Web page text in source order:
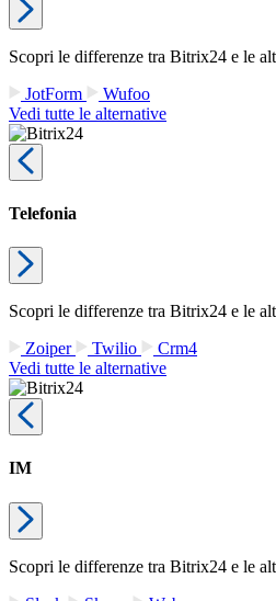
Scopri le differenze tra Bitrix24 e le
JotForm
Wufoo
Vedi tutte le alternative
Telefonia
Scopri le differenze tra Bitrix24 e le
Zoiper
Twilio
Crm4
Vedi tutte le alternative
IM
Scopri le differenze tra Bitrix24 e le